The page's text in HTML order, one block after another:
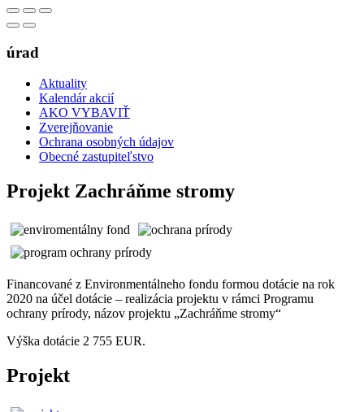
úrad
Aktuality
Kalendár akcií
AKO VYBAVIŤ
Zverejňovanie
Ochrana osobných údajov
Obecné zastupiteľstvo
Projekt Zachráňme stromy
Financované z Environmentálneho fondu formou dotácie na rok
2020 na účel dotácie – realizácia projektu v rámci Programu
ochrany prírody, názov projektu „Zachráňme stromy“
Výška dotácie 2 755 EUR.
Projekt